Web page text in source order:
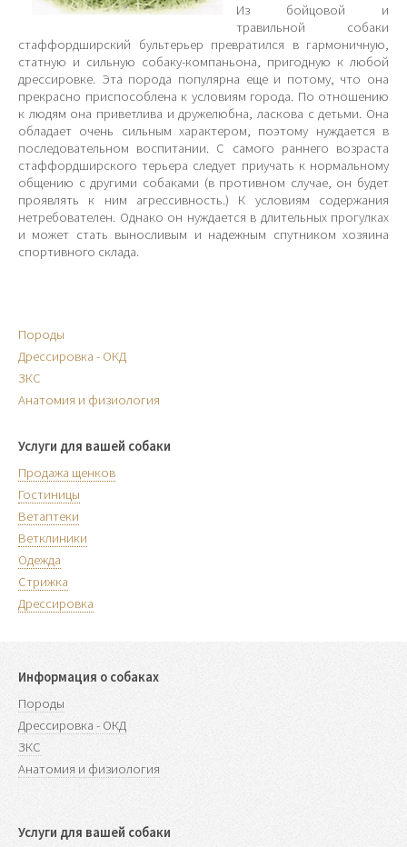
Породы
Дрессировка - ОКД
ЗКС
Анатомия и физиология
Услуги для вашей собаки
Продажа щенков
Гостиницы
Ветаптеки
Ветклиники
Одежда
Стрижка
Дрессировка
Из бойцовой и
травильной собаки
стаффордширский бультерьер превратился в гармоничную,
статную и сильную собаку-компаньона, пригодную к любой
дрессировке. Эта порода популярна еще и потому, что она
прекрасно приспособлена к условиям города. По отношению
к людям она приветлива и дружелюбна, ласкова с детьми. Она
обладает очень сильным характером, поэтому нуждается в
последовательном воспитании. С самого раннего возраста
стаффордширского терьера следует приучать к нормальному
общению с другими собаками (в противном случае, он будет
проявлять к ним агрессивность.) К условиям содержания
нетребователен. Однако он нуждается в длительных прогулках
и может стать выносливым и надежным спутником хозяина
спортивного склада.
Информация о собаках
Породы
Дрессировка - ОКД
ЗКС
Анатомия и физиология
Услуги для вашей собаки